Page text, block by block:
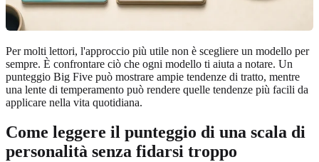
Per molti lettori, l'approccio più utile non è scegliere un modello per
sempre. È confrontare ciò che ogni modello ti aiuta a notare. Un
punteggio Big Five può mostrare ampie tendenze di tratto, mentre
una lente di temperamento può rendere quelle tendenze più facili da
applicare nella vita quotidiana.
Come leggere il punteggio di una scala di
personalità senza fidarsi troppo